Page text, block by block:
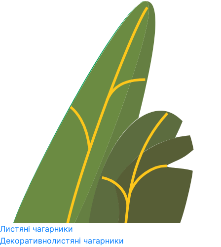
Листяні чагарники
Декоративнолистяні чагарники